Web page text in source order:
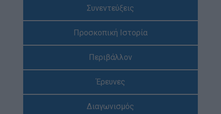
Στόχοι Βιώσιμης Ανάπτυξης
Earth Tribe
Ομάδα Διάσωσης Άγριας Ζωής
Συνεντεύξεις
Προσκοπική Ιστορία
Περιβάλλον
Έρευνες
Διαγωνισμός